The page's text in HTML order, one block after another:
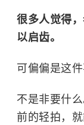
很多人觉得
以启齿。
可偏偏是这
不是非要什
前的轻拍，